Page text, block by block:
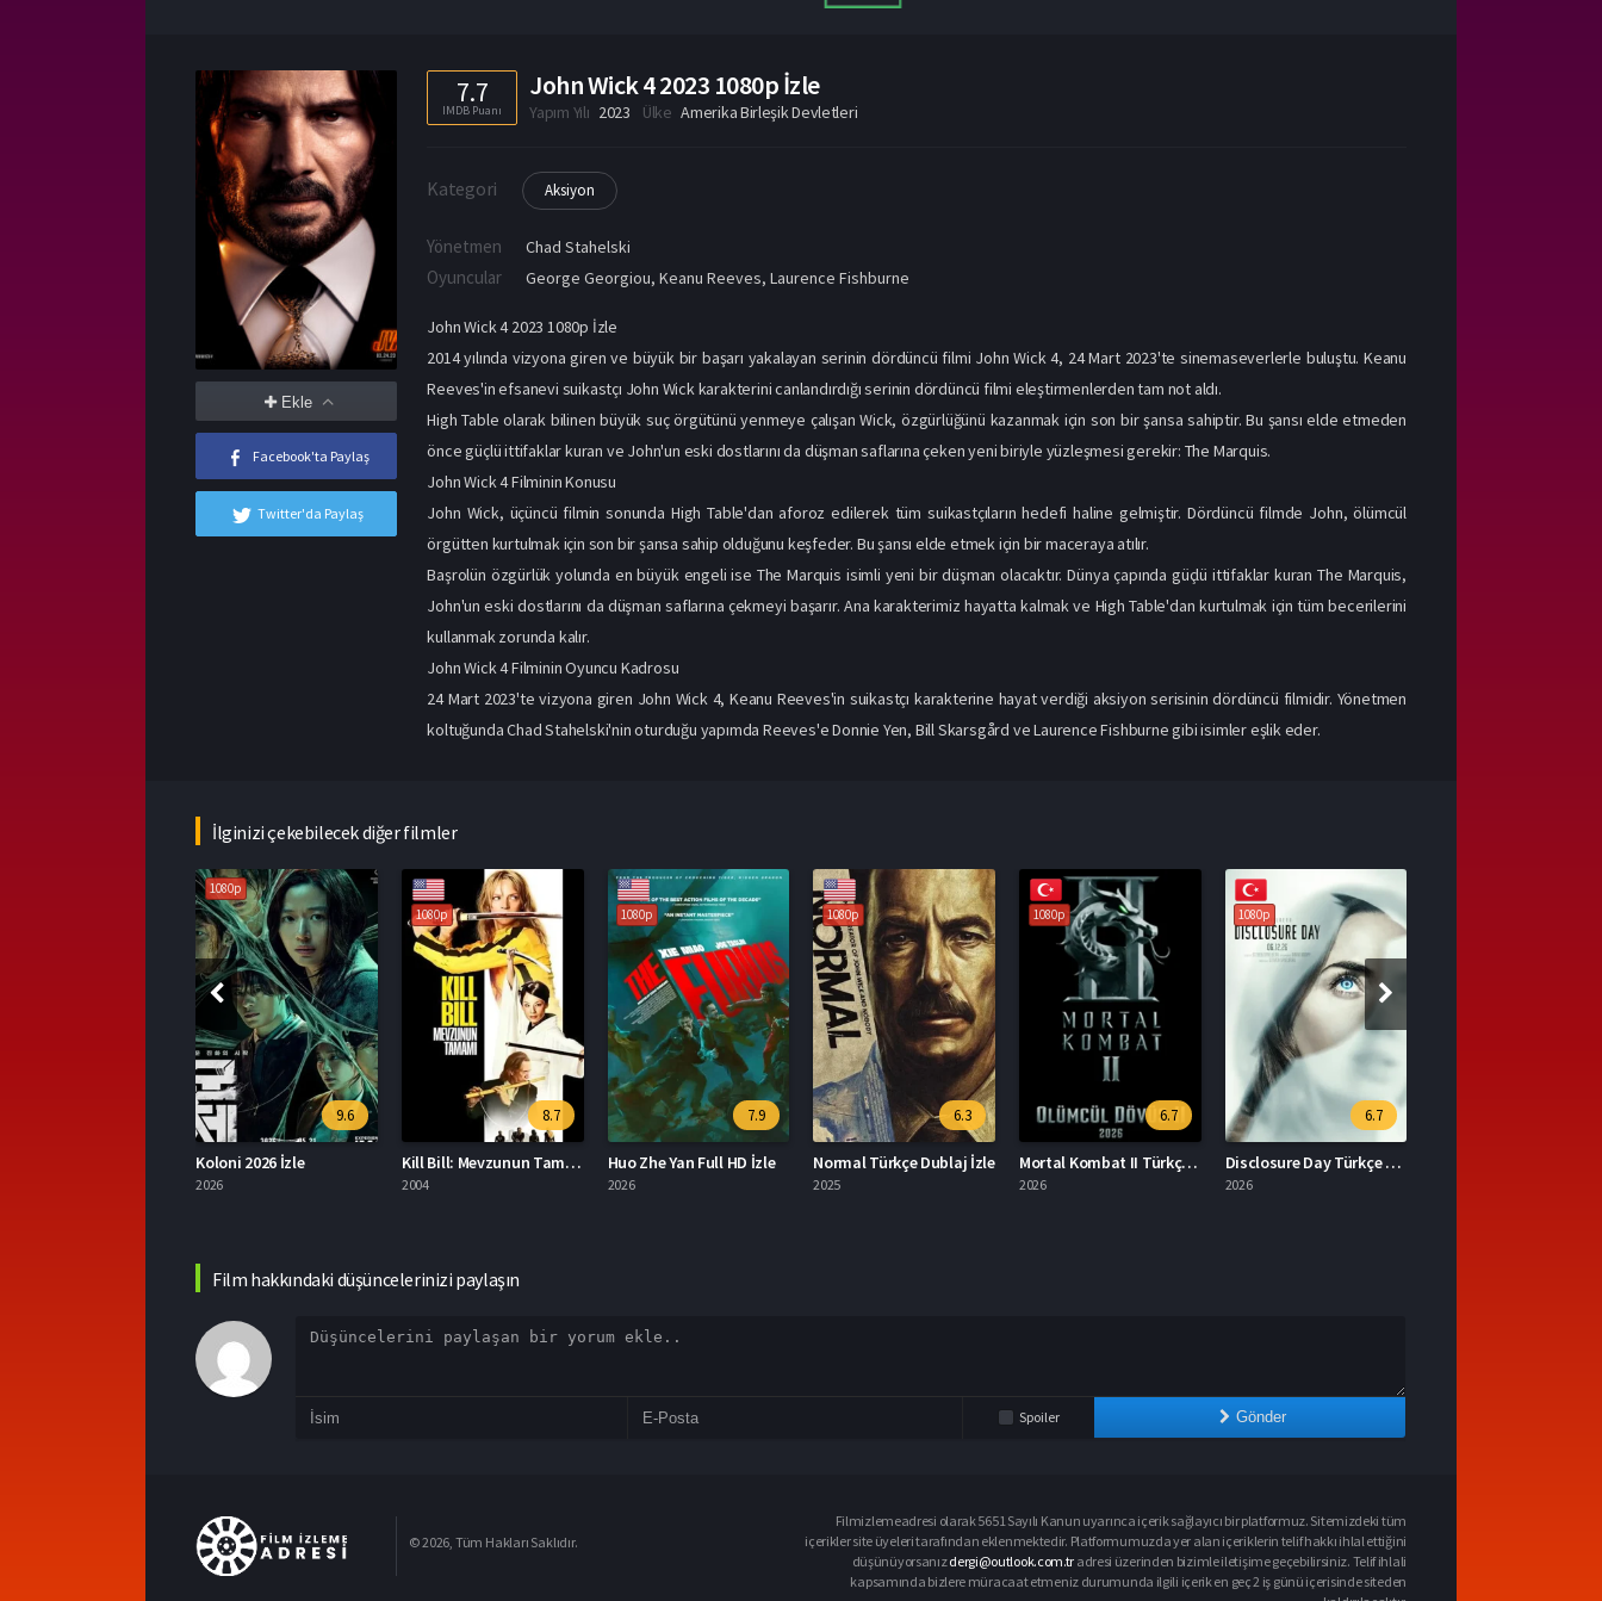
Ekle
Facebook'ta Paylaş
Twitter'da Paylaş
7.7
IMDB Puanı
John Wick 4 2023 1080p İzle
Yapım Yılı 2023 Ülke Amerika Birleşik Devletleri
Kategori Aksiyon
Yönetmen Chad Stahelski
Oyuncular George Georgiou,Keanu Reeves,Laurence Fishburne
John Wick 4 2023 1080p İzle
2014 yılında vizyona giren ve büyük bir başarı yakalayan serinin dördüncü filmi John Wick 4, 24 Mart 2023'te sinemaseverlerle buluştu. Keanu
Reeves'in efsanevi suikastçı John Wick karakterini canlandırdığı serinin dördüncü filmi eleştirmenlerden tam not aldı.
High Table olarak bilinen büyük suç örgütünü yenmeye çalışan Wick, özgürlüğünü kazanmak için son bir şansa sahiptir. Bu şansı elde etmeden
önce güçlü ittifaklar kuran ve John'un eski dostlarını da düşman saflarına çeken yeni biriyle yüzleşmesi gerekir: The Marquis.
John Wick 4 Filminin Konusu
John Wick, üçüncü filmin sonunda High Table'dan aforoz edilerek tüm suikastçıların hedefi haline gelmiştir. Dördüncü filmde John, ölümcül
örgütten kurtulmak için son bir şansa sahip olduğunu keşfeder. Bu şansı elde etmek için bir maceraya atılır.
Başrolün özgürlük yolunda en büyük engeli ise The Marquis isimli yeni bir düşman olacaktır. Dünya çapında güçlü ittifaklar kuran The Marquis,
John'un eski dostlarını da düşman saflarına çekmeyi başarır. Ana karakterimiz hayatta kalmak ve High Table'dan kurtulmak için tüm becerilerini
kullanmak zorunda kalır.
John Wick 4 Filminin Oyuncu Kadrosu
24 Mart 2023'te vizyona giren John Wick 4, Keanu Reeves'in suikastçı karakterine hayat verdiği aksiyon serisinin dördüncü filmidir. Yönetmen
koltuğunda Chad Stahelski'nin oturduğu yapımda Reeves'e Donnie Yen, Bill Skarsgård ve Laurence Fishburne gibi isimler eşlik eder.
İlginizi çekebilecek diğer filmler
1080p
9.6
Koloni 2026 İzle
2026
1080p
8.7
Kill Bill: Mevzunun Tamamı Türkçe Dublaj İzle
2004
1080p
7.9
Huo Zhe Yan Full HD İzle
2026
1080p
6.3
Normal Türkçe Dublaj İzle
2025
1080p
6.7
Mortal Kombat II Türkçe Dublaj İzle
2026
1080p
6.7
Disclosure Day Türkçe Dublaj İzle
2026
Film hakkındaki düşüncelerinizi paylaşın
Spoiler Gönder
© 2026, Tüm Hakları Saklıdır.
Filmizlemeadresi olarak 5651 Sayılı Kanun uyarınca içerik sağlayıcı bir platformuz. Sitemizdeki tüm
içerikler site üyeleri tarafından eklenmektedir. Platformumuzda yer alan içeriklerin telif hakkı ihlal ettiğini
düşünüyorsanızdergi@outlook.com.tr adresi üzerinden bizimle iletişime geçebilirsiniz. Telif ihlali
kapsamında bizlere müracaat etmeniz durumunda ilgili içerik en geç 2 iş günü içerisinde siteden